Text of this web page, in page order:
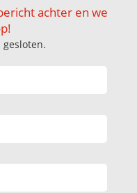
achter en we
gesloten.